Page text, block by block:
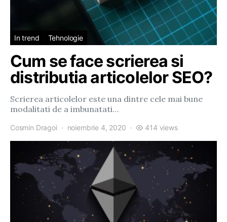
In trend Tehnologie
Cum se face scrierea si
distributia articolelor SEO?
Scrierea articolelor este una dintre cele mai bune
modalitati de a imbunatati…
Cosmin Dragoi noiembrie 4, 2020 414 views